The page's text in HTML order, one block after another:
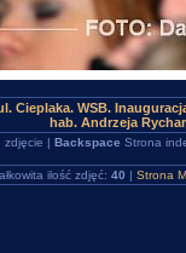
Cieplaka. WSB.
hab. Andrzeja
zdjęcie | Backspace Strona
ilość zdjęć: 40 | Strona